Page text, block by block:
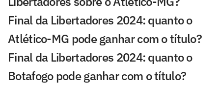
Final da Libertadores 2024: quanto o
Atlético-MG pode ganhar com o título?
Final da Libertadores 2024: quanto o
Botafogo pode ganhar com o título?